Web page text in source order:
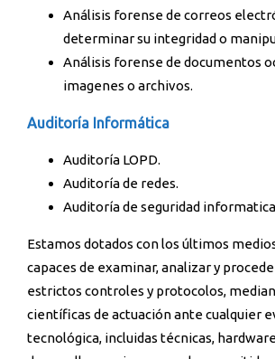
Análisis forense de correos
determinar su integridad o
Análisis forense de documentos
imagenes o archivos.
Auditoría Informática
Auditoría LOPD.
Auditoría de redes.
Auditoría de seguridad
Estamos dotados con los últimos
capaces de examinar, analizar y
estrictos controles y protocolos,
científicas de actuación ante cualquier
tecnológica, incluidas técnicas,